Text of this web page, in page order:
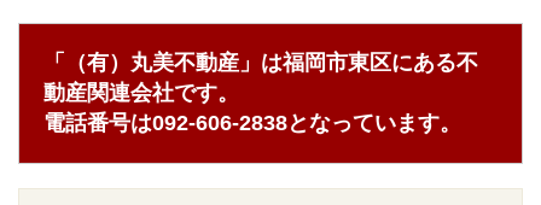
「（有）丸美不動産」は福岡市東区にある不
動産関連会社です。
電話番号は092-606-2838となっています。